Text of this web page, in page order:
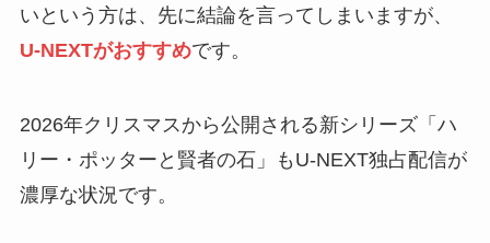
いという方は、先に結論を言ってしまいますが、
U-NEXTがおすすめです。
2026年クリスマスから公開される新シリーズ「ハ
リー・ポッターと賢者の石」もU-NEXT独占配信が
濃厚な状況です。